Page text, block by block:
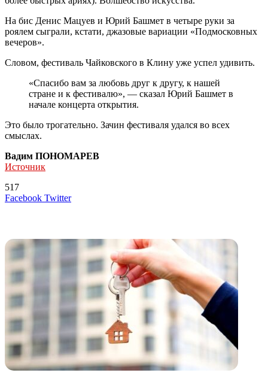
На бис Денис Мацуев и Юрий Башмет в четыре руки за
роялем сыграли, кстати, джазовые вариации «Подмосковных
вечеров».
Словом, фестиваль Чайковского в Клину уже успел удивить.
«Спасибо вам за любовь друг к другу, к нашей
стране и к фестивалю», — сказал Юрий Башмет в
начале концерта открытия.
Это было трогательно. Зачин фестиваля удался во всех
смыслах.
Вадим ПОНОМАРЕВ
Источник
517
Facebook TwitterLinkedIn
Tumblr
Reddit
Вконтакте
Одноклассники
Skype
Messenger
Messenger
WhatsApp
Telegram
Viber
Line
Поделиться
Печатать